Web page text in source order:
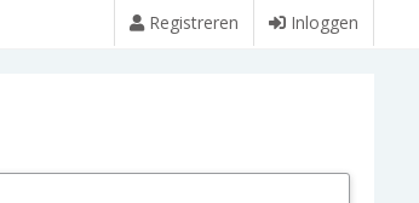
Registreren Inloggen